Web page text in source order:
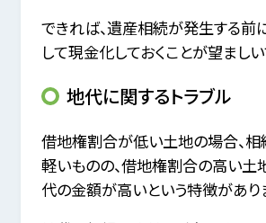
できれば、遺産相続が発生する前
して現金化しておくことが望ましい
地代に関するトラブル
借地権割合が低い土地の場合、
軽いものの、借地権割合の高い土
代の金額が高いという特徴があり